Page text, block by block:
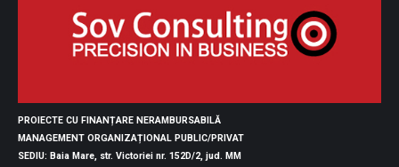
PROIECTE CU FINANȚARE NERAMBURSABILĂ
MANAGEMENT ORGANIZAȚIONAL PUBLIC/PRIVAT
SEDIU: Baia Mare, str. Victoriei nr. 152D/2, jud. MM